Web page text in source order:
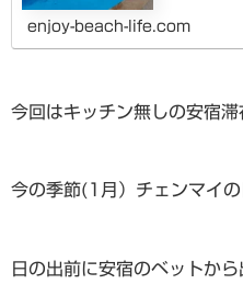
enjoy-beach-life.com
今回はキッチン無しの安宿滞
今の季節(1月）チェンマイ
日の出前に安宿のベットか